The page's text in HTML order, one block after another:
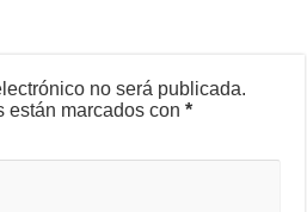
no será publicada.
están marcados con*